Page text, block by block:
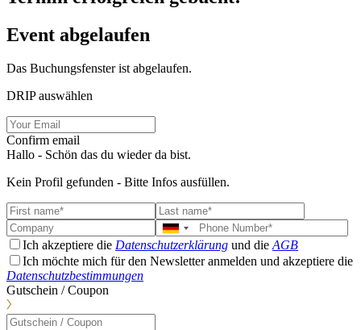
Event abgelaufen
Das Buchungsfenster ist abgelaufen.
DRIP auswählen
Confirm email
Hallo - Schön das du wieder da bist.
Kein Profil gefunden - Bitte Infos ausfüllen.
Ich akzeptiere die Datenschutzerklärung und dieAGB
Ich möchte mich für den Newsletter anmelden und akzeptiere die
Datenschutzbestimmungen
Gutschein / Coupon